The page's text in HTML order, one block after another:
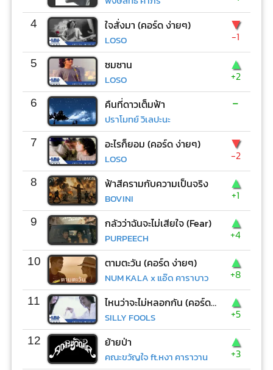
4 ใจสั่งมา (คอร์ด ง่ายๆ)
LOSO
▼
-1
5 ซมซาน
LOSO
▲
+2
6 คืนที่ดาวเต็มฟ้า
ปราโมทย์ วิเลปะนะ
-
7 อะไรก็ยอม (คอร์ด ง่ายๆ)
LOSO
▼
-2
8 ฟ้าสีครามกับความเป็นจริง
BOVINI
▲
+1
9 กลัวว่าฉันจะไม่เสียใจ (Fear)
PURPEECH
▲
+4
10 ตามตะวัน (คอร์ด ง่ายๆ)
NUM KALA x แอ๊ด คาราบาว
▲
+8
11 ไหนว่าจะไม่หลอกกัน (คอร์ด ง่ายๆ)
SILLY FOOLS
▲
+5
12 ย้ายป่า
คณะขวัญใจ ft.หงา คาราวาน
▲
+3